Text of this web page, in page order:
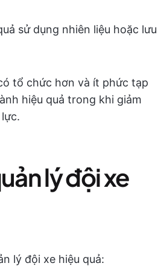
sử dụng nhiên liệu hoặc lưu
tổ chức hơn và ít phức tạp
hiệu quả trong khi giảm
lý đội xe
lý đội xe hiệu quả: